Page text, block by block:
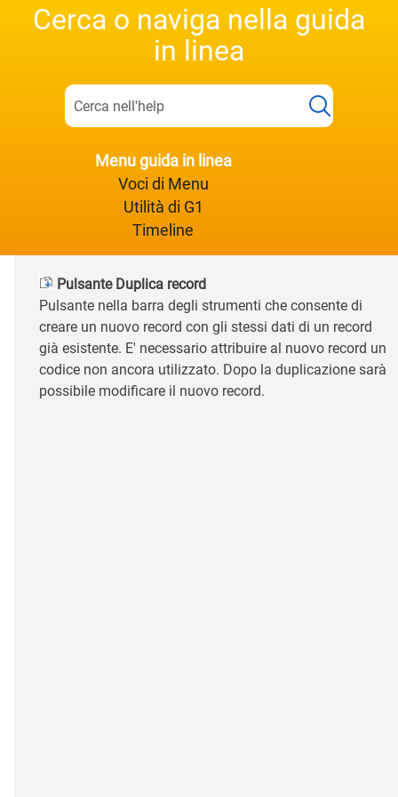
Cerca o naviga nella guida
in linea
Menu guida in linea
Voci di Menu
Utilità di G1
Timeline
Pulsante Duplica record
Pulsante nella barra degli strumenti che consente di
creare un nuovo record con gli stessi dati di un record
già esistente. E' necessario attribuire al nuovo record un
codice non ancora utilizzato. Dopo la duplicazione sarà
possibile modificare il nuovo record.